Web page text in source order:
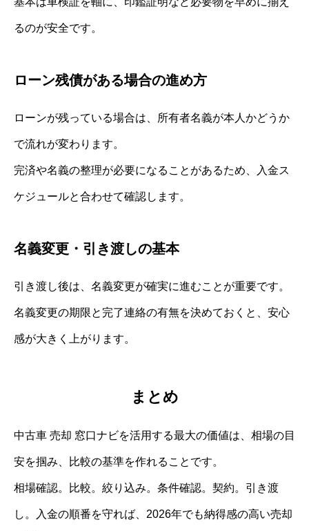
るのが安全です。
ローン残債がある場合の進め方
ローンが残っている場合は、所有者名義が本人かどうか
で流れが変わります。
完済や名義の整理が必要になることがあるため、入金ス
ケジュールと合わせて確認します。
名義変更・引き渡しの基本
引き渡し後は、名義変更が確実に進むことが重要です。
名義変更の期限と完了連絡の有無を決めておくと、安心
感が大きく上がります。
まとめ
中古車 売却 窓口ナビを活用する最大の価値は、相場の目
安を掴み、比較の基準を作れることです。
相場確認。比較。絞り込み。条件確認。契約。引き渡
し。入金の順番を守れば、2026年でも納得感の高い売却